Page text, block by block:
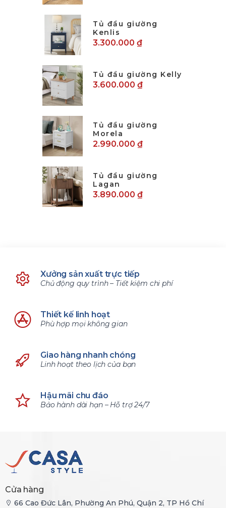
Tủ đầu giường
Kenlis
3.300.000 ₫
Tủ đầu giường Kelly
3.600.000 ₫
Tủ đầu giường
Morela
2.990.000 ₫
Tủ đầu giường
Lagan
3.890.000 ₫
Xưởng sản xuất trực tiếp
Chủ động quy trình – Tiết kiệm chi phí
Thiết kế linh hoạt
Phù hợp mọi không gian
Giao hàng nhanh chóng
Linh hoạt theo lịch của bạn
Hậu mãi chu đáo
Bảo hành dài hạn – Hỗ trợ 24/7
Cửa hàng
66 Cao Đức Lân, Phường An Phú, Quận 2, TP Hồ Chí